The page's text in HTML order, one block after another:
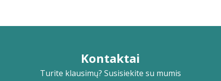
Kontaktai
Turite klausimų? Susisiekite su mumis